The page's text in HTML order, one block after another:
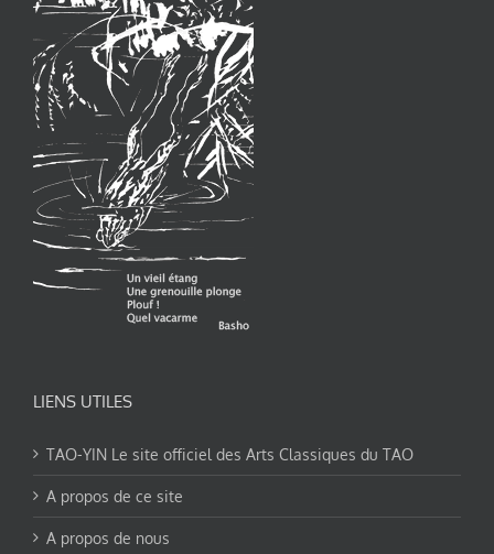
LIENS UTILES
TAO-YIN Le site officiel des Arts Classiques du TAO
A propos de ce site
A propos de nous